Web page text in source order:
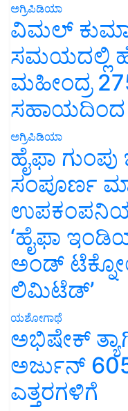
ಅಗ್ರಿಪಿಡಿಯಾ
ವಿಮಲ್
ಸಮಯದಲ್ಲಿ
ಮಹೀಂದ್ರ
ಸಹಾಯದಿಂದ
ಅಗ್ರಿಪಿಡಿಯಾ
ಹೈಫಾ
ಸಂಪೂರ್ಣ
‘ಹೈಫಾ
ಅಂಡ್
ಲಿಮಿಟೆಡ್’
ಯಶೋಗಾಥೆ
ಅಭಿಷೇಕ್
ಅರ್ಜುನ್
ಎತ್ತರಗಳಿಗೆ